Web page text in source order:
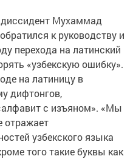
диссидент Мухаммад
к руководству и
перехода на латинский
«узбекскую ошибку».
на латиницу в
дифтонгов,
с изъяном». «Мы
отражает
узбекского языка
того такие буквы как